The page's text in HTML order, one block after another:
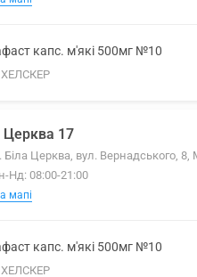
капс. м'які 500мг №10
Церква 17
Біла Церква, вул. Вернадського,
Нд: 08:00-21:00
мапі
капс. м'які 500мг №10